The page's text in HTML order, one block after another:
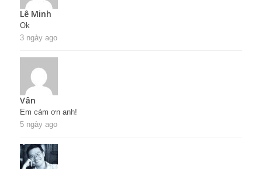
Lê Minh
Ok
3 ngày ago
Vân
Em cảm ơn anh!
5 ngày ago